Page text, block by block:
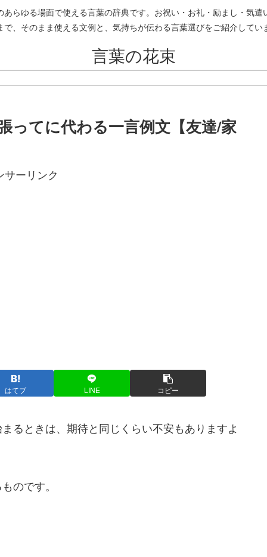
らゆる場面で使える言葉の辞典です。お祝い・お礼・励まし・気
で、そのまま使える文例と、気持ちが伝わる言葉選びをご紹介してい
言葉の花束
ってに代わる一言例文【友達/家
サーリンク
はてブ LINE コピー
るときは、期待と同じくらい不安もありますよ
のです。